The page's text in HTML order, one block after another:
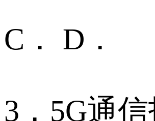
C． D．
3．5G通